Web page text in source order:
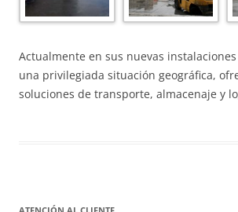
Actualmente en sus nuevas
una privilegiada situación geográfica,
soluciones de transporte, almacenaje y